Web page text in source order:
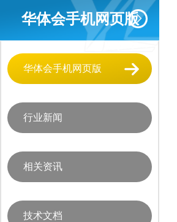
华体会手机网页版
华体会手机网页版
行业新闻
相关资讯
技术文档